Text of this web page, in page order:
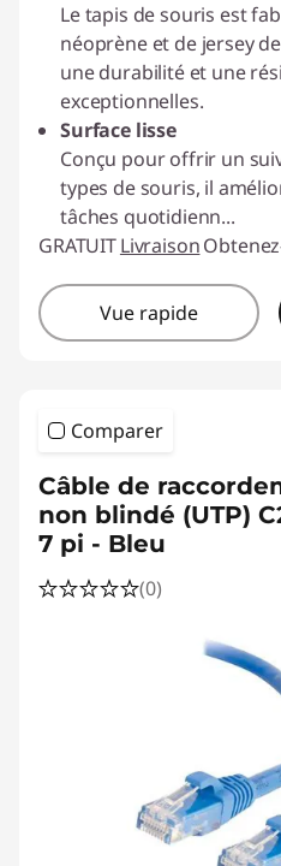
Le tapis de souris est
néoprène et de jersey
une durabilité et une
exceptionnelles.
Surface lisse
Conçu pour offrir un
types de souris, il
tâches quotidienn...
GRATUITLivraison
Vue rapide
Comparer
Câble de
non blindé (UTP)
7 pi - Bleu
(0)